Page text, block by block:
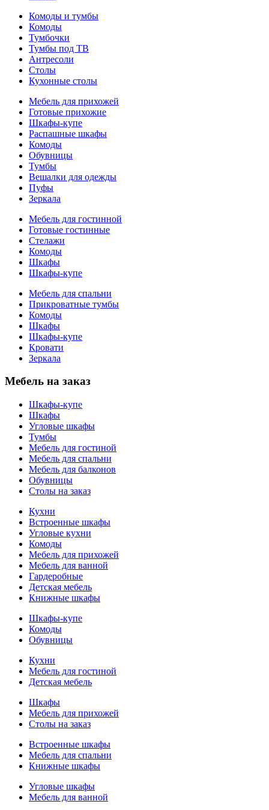
Комоды и тумбы
Комоды
Тумбочки
Тумбы под ТВ
Антресоли
Столы
Кухонные столы
Мебель для прихожей
Готовые прихожие
Шкафы-купе
Распашные шкафы
Комоды
Обувницы
Тумбы
Вешалки для одежды
Пуфы
Зеркала
Мебель для гостинной
Готовые гостинные
Стелажи
Комоды
Шкафы
Шкафы-купе
Мебель для спальни
Прикроватные тумбы
Комоды
Шкафы
Шкафы-купе
Кровати
Зеркала
Мебель на заказ
Шкафы-купе
Шкафы
Угловые шкафы
Тумбы
Мебель для гостиной
Мебель для спальни
Мебель для балконов
Обувницы
Столы на заказ
Кухни
Встроенные шкафы
Угловые кухни
Комоды
Мебель для прихожей
Мебель для ванной
Гардеробные
Детская мебель
Книжные шкафы
Шкафы-купе
Комоды
Обувницы
Кухни
Мебель для гостиной
Детская мебель
Шкафы
Мебель для прихожей
Столы на заказ
Встроенные шкафы
Мебель для спальни
Книжные шкафы
Угловые шкафы
Мебель для ванной